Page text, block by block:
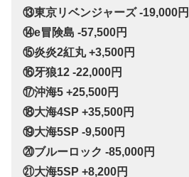
⑬東京リベンジャーズ -19,000円
⑭e冒険島 -57,500円
⑮炎炎2紅丸 +3,500円
⑯牙狼12 -22,000円
⑰沖海5 +25,500円
⑱大海4SP +35,500円
⑲大海5SP -9,500円
⑳ブルーロック -85,000円
㉑大海5SP +8,200円